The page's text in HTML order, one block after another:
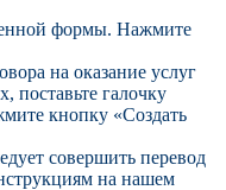
формы. Нажмите
на оказание услуг
поставьте галочку
кнопку «Создать
совершить перевод
на нашем